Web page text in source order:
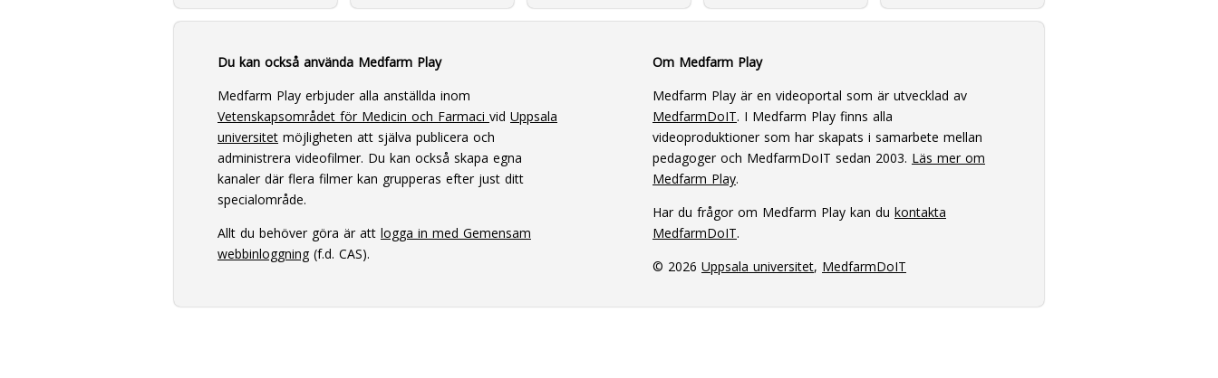
Du kan också använda Medfarm Play
Medfarm Play erbjuder alla anställda inom
Vetenskapsområdet för Medicin och Farmaci vid Uppsala
universitet möjligheten att själva publicera och
administrera videofilmer. Du kan också skapa egna
kanaler där flera filmer kan grupperas efter just ditt
specialområde.
Allt du behöver göra är att logga in med Gemensam
webbinloggning (f.d. CAS).
Om Medfarm Play
Medfarm Play är en videoportal som är utvecklad av
MedfarmDoIT. I Medfarm Play finns alla
videoproduktioner som har skapats i samarbete mellan
pedagoger och MedfarmDoIT sedan 2003. Läs mer om
Medfarm Play.
Har du frågor om Medfarm Play kan du kontakta
MedfarmDoIT.
© 2026 Uppsala universitet, MedfarmDoIT